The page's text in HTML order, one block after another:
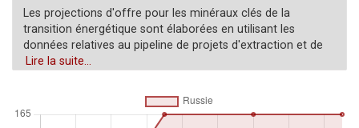
Les projections d'offre pour les minéraux clés de la
transition énergétique sont élaborées en utilisant les
données relatives au pipeline de projets d'extraction et de
raffinage opérationnels et annoncés par pays. Le "cas de
en service, en fonction de divers facteurs tels que l'état du
financement, les autorisations et les études de faisabilité.
Lire la suite...